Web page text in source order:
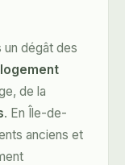
un dégât des
de la
. En Île-de-
anciens et